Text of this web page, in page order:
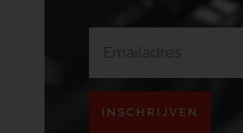
INSCHRIJVEN